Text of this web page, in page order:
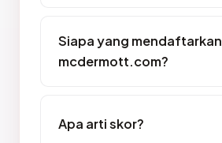
Siapa yang mendaftarkan
mcdermott.com?
Apa arti skor?